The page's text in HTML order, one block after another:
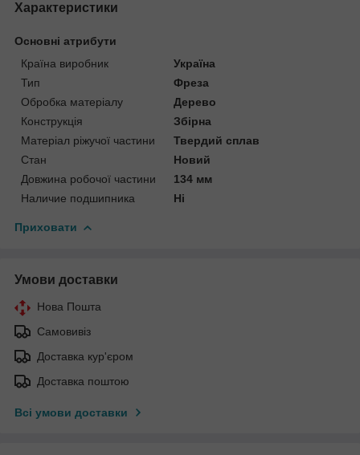
Характеристики
Основні атрибути
Країна виробник
Україна
Тип
Фреза
Обробка матеріалу
Дерево
Конструкція
Збірна
Матеріал ріжучої частини
Твердий сплав
Стан
Новий
Довжина робочої частини
134 мм
Наличие подшипника
Ні
Приховати
Умови доставки
Нова Пошта
Самовивіз
Доставка кур'єром
Доставка поштою
Всі умови доставки